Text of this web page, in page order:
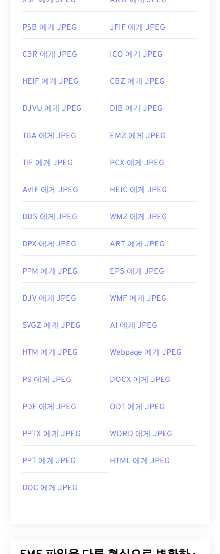
PSB 에게 JPEG JFIF 에게 JPEG
CBR 에게 JPEG ICO 에게 JPEG
HEIF 에게 JPEG CBZ 에게 JPEG
DJVU 에게 JPEG DIB 에게 JPEG
TGA 에게 JPEG EMZ 에게 JPEG
TIF 에게 JPEG PCX 에게 JPEG
AVIF 에게 JPEG HEIC 에게 JPEG
DDS 에게 JPEG WMZ 에게 JPEG
DPX 에게 JPEG ART 에게 JPEG
PPM 에게 JPEG EPS 에게 JPEG
DJV 에게 JPEG WMF 에게 JPEG
SVGZ 에게 JPEG AI 에게 JPEG
HTM 에게 JPEG Webpage 에게 JPEG
PS 에게 JPEG DOCX 에게 JPEG
PDF 에게 JPEG ODT 에게 JPEG
PPTX 에게 JPEG WORD 에게 JPEG
PPT 에게 JPEG HTML 에게 JPEG
DOC 에게 JPEG